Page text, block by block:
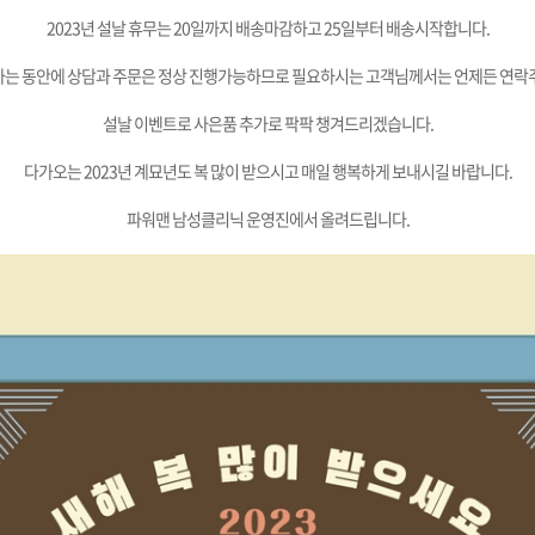
2023년 설날 휴무는 20일까지 배송마감하고 25일부터 배송시작합니다.
동안에 상담과 주문은 정상 진행가능하므로 필요하시는 고객님께서는 언제든 연락
설날 이벤트로 사은품 추가로 팍팍 챙겨드리겠습니다.
다가오는 2023년 계묘년도 복 많이 받으시고 매일 행복하게 보내시길 바랍니다.
파워맨 남성클리닉 운영진에서 올려드립니다.